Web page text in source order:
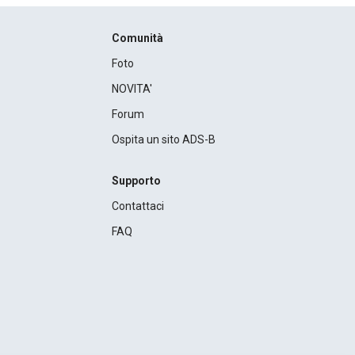
Comunità
Foto
NOVITA'
Forum
Ospita un sito ADS-B
Supporto
Contattaci
FAQ